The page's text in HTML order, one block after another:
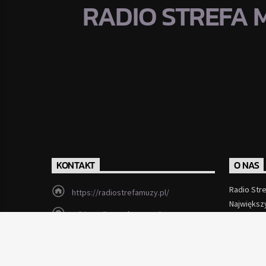
RADIO STREFA
KONTAKT
https://radiostrefamuzy.pl/
miki@radiostrefamuzy.pl
O NAS
Radio